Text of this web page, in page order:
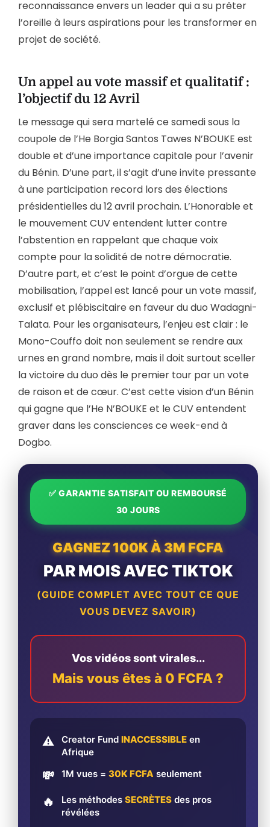
reconnaissance envers un leader qui a su prêter
l’oreille à leurs aspirations pour les transformer en
projet de société.
Un appel au vote massif et qualitatif :
l’objectif du 12 Avril
Le message qui sera martelé ce samedi sous la
coupole de l’He Borgia Santos Tawes N’BOUKE est
double et d’une importance capitale pour l’avenir
du Bénin. D’une part, il s’agit d’une invite pressante
à une participation record lors des élections
présidentielles du 12 avril prochain. L’Honorable et
le mouvement CUV entendent lutter contre
l’abstention en rappelant que chaque voix
compte pour la solidité de notre démocratie.
D’autre part, et c’est le point d’orgue de cette
mobilisation, l’appel est lancé pour un vote massif,
exclusif et plébiscitaire en faveur du duo Wadagni-
Talata. Pour les organisateurs, l’enjeu est clair : le
Mono-Couffo doit non seulement se rendre aux
urnes en grand nombre, mais il doit surtout sceller
la victoire du duo dès le premier tour par un vote
de raison et de cœur. C’est cette vision d’un Bénin
qui gagne que l’He N’BOUKE et le CUV entendent
graver dans les consciences ce week-end à
Dogbo.
✅ GARANTIE SATISFAIT OU REMBOURSÉ
30 JOURS
GAGNEZ 100K À 3M FCFA
PAR MOIS AVEC TIKTOK
(GUIDE COMPLET AVEC TOUT CE QUE
VOUS DEVEZ SAVOIR)
Vos vidéos sont virales...
Mais vous êtes à 0 FCFA ?
⚠️ Creator Fund INACCESSIBLE en
Afrique
💸 1M vues = 30K FCFA seulement
🔥 Les méthodes SECRÈTES des pros
révélées